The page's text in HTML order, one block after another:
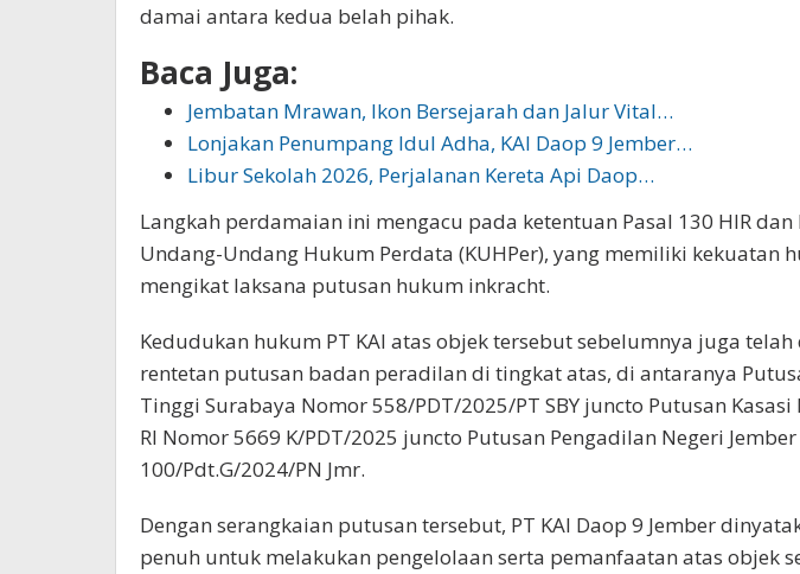
damai antara kedua belah pihak.
Baca Juga:
Jembatan Mrawan, Ikon Bersejarah dan Jalur Vital…
Lonjakan Penumpang Idul Adha, KAI Daop 9 Jember…
Libur Sekolah 2026, Perjalanan Kereta Api Daop…
Langkah perdamaian ini mengacu pada ketentuan Pasal 130 HIR dan
Undang-Undang Hukum Perdata (KUHPer), yang memiliki kekuatan
mengikat laksana putusan hukum inkracht.
Kedudukan hukum PT KAI atas objek tersebut sebelumnya juga
rentetan putusan badan peradilan di tingkat atas, di antaranya
Tinggi Surabaya Nomor 558/PDT/2025/PT SBY juncto Putusan
RI Nomor 5669 K/PDT/2025 juncto Putusan Pengadilan Negeri
100/Pdt.G/2024/PN Jmr.
Dengan serangkaian putusan tersebut, PT KAI Daop 9 Jember
penuh untuk melakukan pengelolaan serta pemanfaatan atas objek